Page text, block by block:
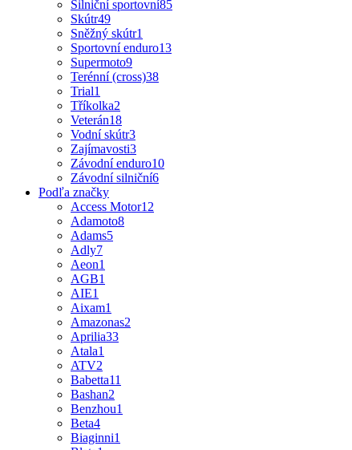
Silniční sportovní85
Skútr49
Sněžný skútr1
Sportovní enduro13
Supermoto9
Terénní (cross)38
Trial1
Tříkolka2
Veterán18
Vodní skútr3
Zajímavosti3
Závodní enduro10
Závodní silniční6
Podľa značky
Access Motor12
Adamoto8
Adams5
Adly7
Aeon1
AGB1
AIE1
Aixam1
Amazonas2
Aprilia33
Atala1
ATV2
Babetta11
Bashan2
Benzhou1
Beta4
Biaginni1